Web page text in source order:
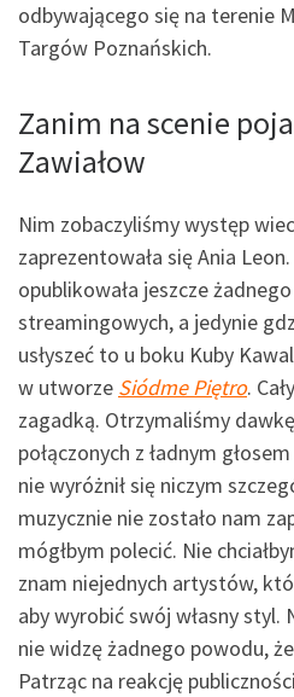
odbywającego się na terenie
Targów Poznańskich.
Zanim na scenie
Zawiałow
Nim zobaczyliśmy występ
zaprezentowała się Ania
opublikowała jeszcze
streamingowych, a jedynie
usłyszeć to u boku Kuby
w utworze Siódme Piętro.
zagadką. Otrzymaliśmy
połączonych z ładnym
nie wyróżnił się niczym
muzycznie nie zostało nam
mógłbym polecić. Nie
znam niejednych artystów,
aby wyrobić swój własny
nie widzę żadnego powodu,
Patrząc na reakcję